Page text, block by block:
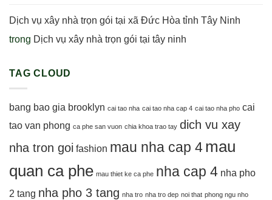
Dịch vụ xây nhà trọn gói tại xã Đức Hòa tỉnh Tây Ninh
trong Dịch vụ xây nhà trọn gói tại tây ninh
TAG CLOUD
bang bao gia brooklyn cai tao nha cai tao nha cap 4 cai tao nha pho cai
tao van phong ca phe san vuon chia khoa trao tay dich vu xay
nha tron goi fashion mau nha cap 4mau
quan ca phe mau thiet ke ca phe nha cap 4 nha pho
2 tang nha pho 3 tang nha tro nha tro dep noi that phong ngu nho